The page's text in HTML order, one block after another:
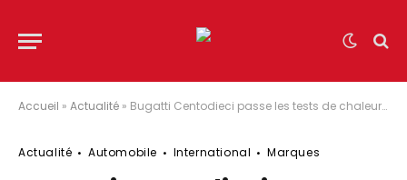
Accueil » Actualité » Bugatti Centodieci passe les tests de chaleurs extrêmes de plus de 45°C : verdict !
Actualité Automobile International Marques